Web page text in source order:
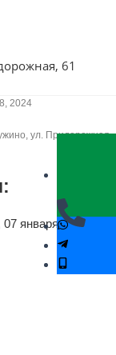
61
2024
ул. Придорожная,
января 2025г.